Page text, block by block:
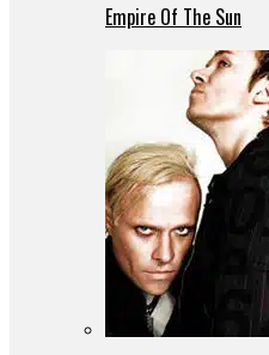
Empire Of The Sun